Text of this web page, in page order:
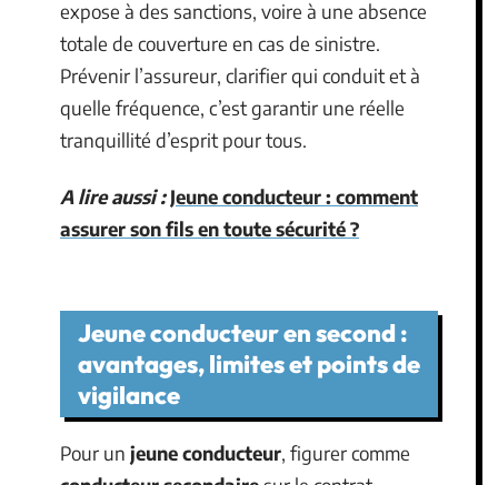
expose à des sanctions, voire à une absence
totale de couverture en cas de sinistre.
Prévenir l’assureur, clarifier qui conduit et à
quelle fréquence, c’est garantir une réelle
tranquillité d’esprit pour tous.
A lire aussi : Jeune conducteur : comment
assurer son fils en toute sécurité ?
Jeune conducteur en second :
avantages, limites et points de
vigilance
Pour un jeune conducteur, figurer comme